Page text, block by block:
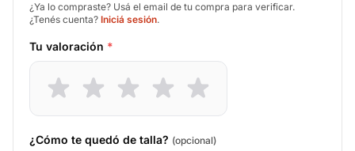
¿Ya lo compraste? Usá el email de tu compra para verificar.
¿Tenés cuenta? Iniciá sesión.
Tu valoración *
¿Cómo te quedó de talla? (opcional)